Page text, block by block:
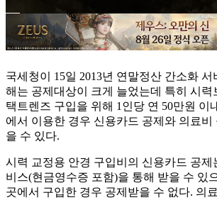
국세청이 15일 2013년 연말정산 간소화
해는 공제대상이 크게 늘었는데 특히 시력
택트렌즈 구입을 위해 1인당 연 50만원 이
에서 이용한 경우 신용카드 공제와 의료
을 수 있다.
시력 교정용 안경 구입비의 신용카드 공제
비스(현금영수증 포함)을 통해 받을 수 있
곳에서 구입한 경우 공제받을 수 없다. 의